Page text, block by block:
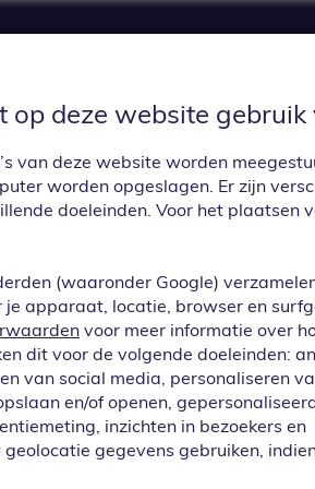
PRIJZEN APP CENTER
veelgestelde vragen
op deze website gebruik
van deze website worden
worden opgeslagen. Er zijn
doeleinden. Voor het plaatsen
(waaronder Google)
apparaat, locatie, browser en
voor meer informatie over
dit voor de volgende doeleinden:
van social media, personaliseren
en/of openen,
inzichten in bezoekers en
gegevens gebruiken,